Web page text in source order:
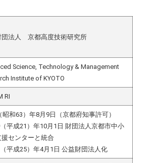
団法人 京都高度技術研究所
Science, Technology & Management
Institute of KYOTO
RI
昭和63）年8月9日（京都府知事許可）
平成21）年10月1日 財団法人京都市中小
援センターと統合
平成25）年4月1日 公益財団法人化